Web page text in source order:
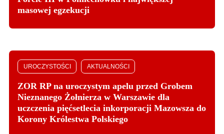
masowej egzekucji
UROCZYSTOŚCI AKTUALNOŚCI
ZOR RP na uroczystym apelu przed Grobem
Nieznanego Żołnierza w Warszawie dla
uczczenia pięćsetlecia inkorporacji Mazowsza do
Korony Królestwa Polskiego